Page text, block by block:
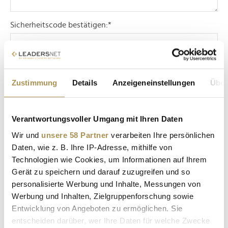
Zustimmung Details Anzeigeneinstellungen
Verantwortungsvoller Umgang mit Ihren Daten
Wir und unsere 58 Partner verarbeiten Ihre persönlichen
Daten, wie z. B. Ihre IP-Adresse, mithilfe von
Technologien wie Cookies, um Informationen auf Ihrem
Gerät zu speichern und darauf zuzugreifen und so
personalisierte Werbung und Inhalte, Messungen von
Werbung und Inhalten, Zielgruppenforschung sowie
Entwicklung von Angeboten zu ermöglichen. Sie
entscheiden darüber, wer Ihre Daten für welche Zwecke
Sicherheitscode bestätigen:*
* Pflichtfelder.
LEADERSNET.TV
LAUTSCHALTEN